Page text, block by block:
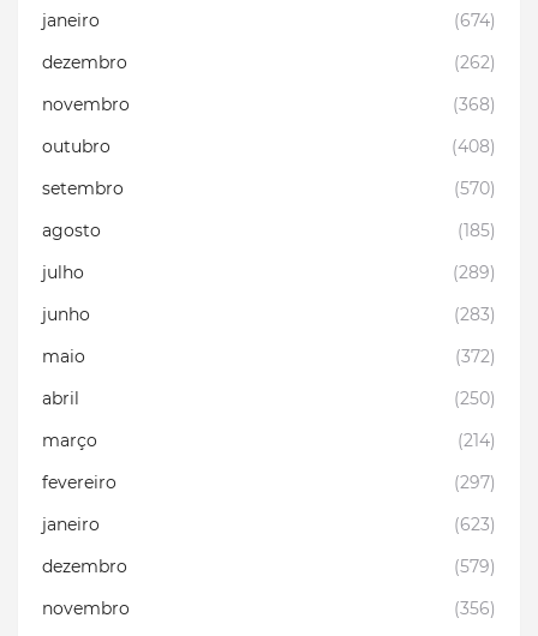
janeiro
(674)
dezembro
(262)
novembro
(368)
outubro
(408)
setembro
(570)
agosto
(185)
julho
(289)
junho
(283)
maio
(372)
abril
(250)
março
(214)
fevereiro
(297)
janeiro
(623)
dezembro
(579)
novembro
(356)